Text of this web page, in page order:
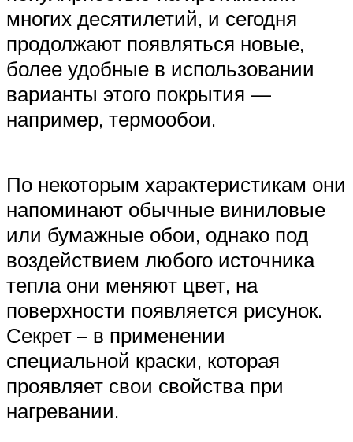
многих десятилетий, и сегодня
продолжают появляться новые,
более удобные в использовании
варианты этого покрытия —
например, термообои.
По некоторым характеристикам они
напоминают обычные виниловые
или бумажные обои, однако под
воздействием любого источника
тепла они меняют цвет, на
поверхности появляется рисунок.
Секрет – в применении
специальной краски, которая
проявляет свои свойства при
нагревании.